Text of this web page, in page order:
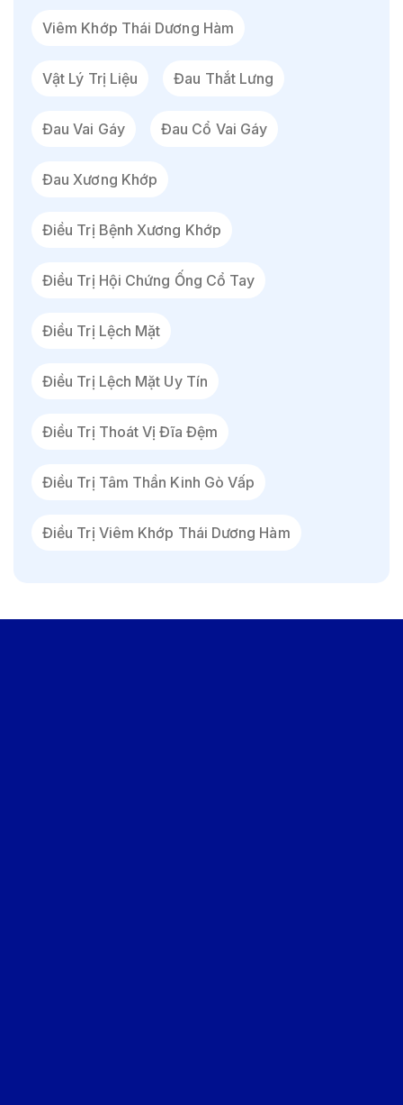
Viêm Khớp Thái Dương Hàm
Vật Lý Trị Liệu Đau Thắt Lưng
Đau Vai Gáy Đau Cổ Vai Gáy
Đau Xương Khớp
Điều Trị Bệnh Xương Khớp
Điều Trị Hội Chứng Ống Cổ Tay
Điều Trị Lệch Mặt
Điều Trị Lệch Mặt Uy Tín
Điều Trị Thoát Vị Đĩa Đệm
Điều Trị Tâm Thần Kinh Gò Vấp
Điều Trị Viêm Khớp Thái Dương Hàm